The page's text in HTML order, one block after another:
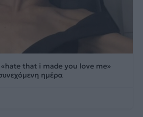
that i made you love me»
ημέρα